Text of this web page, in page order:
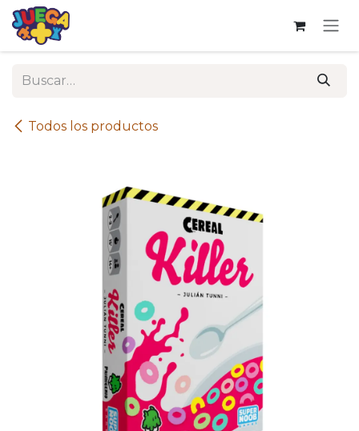
Ir al contenido
Todos los productos